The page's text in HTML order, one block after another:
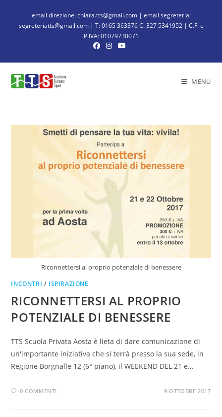
email direzione: chiara.tts@gmail.com | email segreteria:
segreteriatts@gmail.com | T: 0165 363376 C: 327 5341952 | C.F. e
P.IVA: 01079730071
MENU
Riconnettersi al proprio potenziale di benessere
INCONTRI / ISPIRAZIONE
RICONNETTERSI AL PROPRIO
POTENZIALE DI BENESSERE
TTS Scuola Privata Aosta è lieta di dare comunicazione di
un'importante iniziativa che si terrà presso la sua sede, in
Regione Borgnalle 12 (6° piano), il WEEKEND DEL 21 e…
0 COMMENTI 9 OTTOBRE 2017